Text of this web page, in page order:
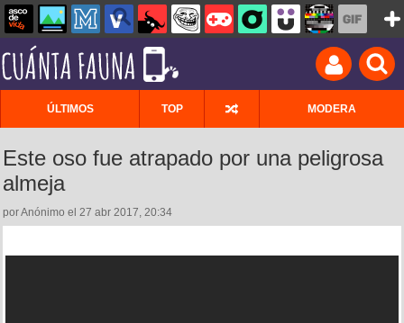
ÚLTIMOS TOP MODERA
Este oso fue atrapado por una peligrosa
almeja
por Anónimo el 27 abr 2017, 20:34